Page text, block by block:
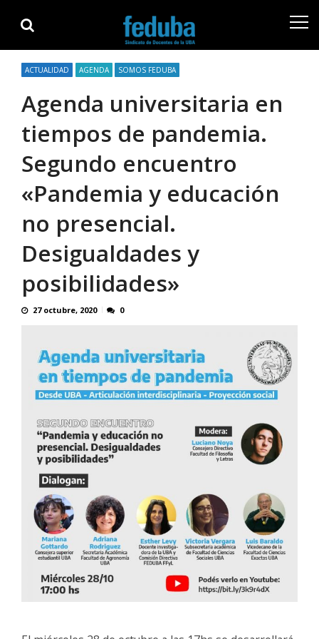
navigation
content
ACTUALIDAD AGENDA SOMOS FEDUBA
Agenda universitaria en
tiempos de pandemia.
Segundo encuentro
«Pandemia y educación
no presencial.
Desigualdades y
posibilidades»
27 octubre, 2020 0